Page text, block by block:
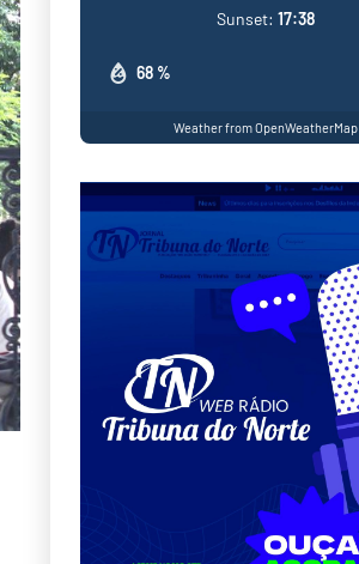
68 %
Sunset: 17:38
Weather from OpenWeatherMap